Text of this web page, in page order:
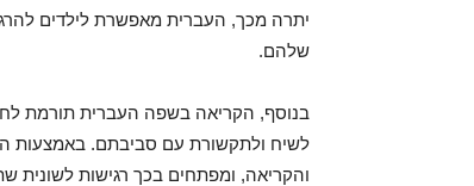
יתרה מכך, העברית מאפשרת לילדים
שלהם.
בנוסף, הקריאה בשפה העברית תורמת
לשיח ולתקשורת עם סביבתם. באמצעות
והקריאה, ומפתחים בכך רגישות לשונית